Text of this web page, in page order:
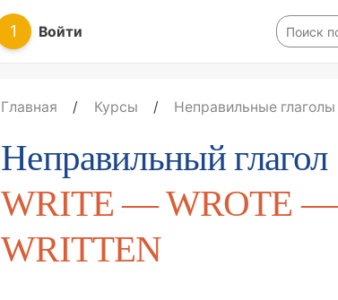
1 Войти
Главная / Курсы / Неправильные глаголы
Неправильный глагол
WRITE — WROTE —
WRITTEN